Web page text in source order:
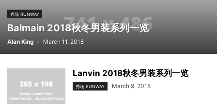
秀场 RUNWAY
Balmain 2018秋冬男装系列一览
Alan King - March 11, 2018
Lanvin 2018秋冬男装系列一览
秀场 RUNWAY March 9, 2018